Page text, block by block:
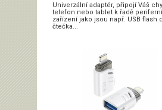
Univerzální adaptér, připojí Váš
telefon nebo tablet k řadě
zařízení jako jsou např. USB flash
čtečka...